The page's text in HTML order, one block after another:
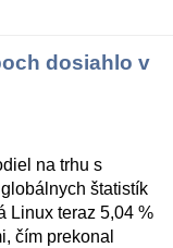
dosiahlo v
na trhu s
štatistík
Linux teraz 5,04 %
čím prekonal